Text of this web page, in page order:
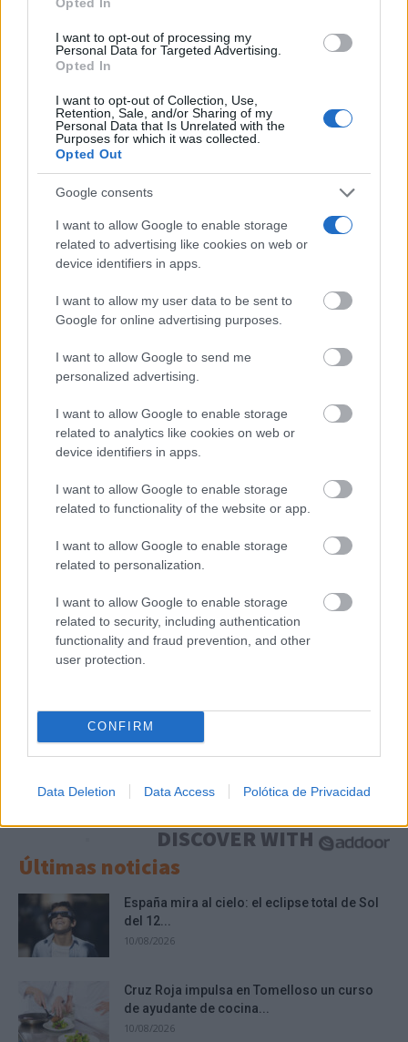
not limited to your visit or usage behaviour. You may click to
use your data for below specified purposes in below Google
consent section.
I want to opt-out of processing my
Personal Data for Targeted Advertising.
Opted In
I want to opt-out of Collection, Use,
Retention, Sale, and/or Sharing of my
Personal Data that Is Unrelated with the
Purposes for which it was collected.
Opted Out
Google consents
I want to allow Google to enable storage
related to advertising like cookies on web or
device identifiers in apps.
I want to allow my user data to be sent to
Google for online advertising purposes.
I want to allow Google to send me
personalized advertising.
I want to allow Google to enable storage
related to analytics like cookies on web or
device identifiers in apps.
I want to allow Google to enable storage
related to functionality of the website or app.
I want to allow Google to enable storage
related to personalization.
I want to allow Google to enable storage
related to security, including authentication
functionality and fraud prevention, and other
user protection.
CONFIRM
Data Deletion Data Access Polótica de Privacidad
Corepunk MMORPG
Un verdadero MMORPG de la vieja escuela ¡Cómo los
de antes, pero mejor!
No es un coche cualquiera
Este coche te hará olvidar el sofá de tu casa
No esperes a 2026
Hábitos y cambios que marcarán 2026
Más que un iPhone
DISCOVER WITH
Últimas noticias
España mira al cielo: el eclipse total de Sol
del 12...
10/08/2026
Cruz Roja impulsa en Tomelloso un curso
de ayudante de cocina...
10/08/2026